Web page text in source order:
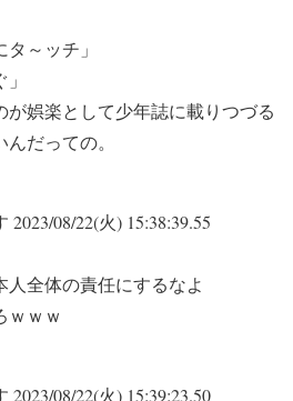
～ッチ」
娯楽として少年誌に載りつづる
だっての。
2023/08/22(火) 15:38:39.55
全体の責任にするなよ
ｗｗｗ
2023/08/22(火) 15:39:23.50